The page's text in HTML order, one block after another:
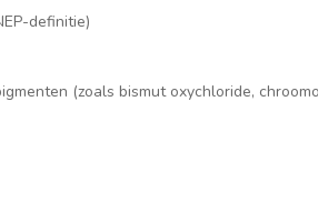
definitie)
(zoals bismut oxychloride,